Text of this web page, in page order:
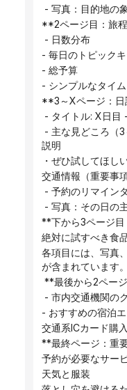
- 写真：目的地の
**2ページ目：旅
- 日数分布
- 毎日のトピック
- 総予算
- シンプルなタイ
**3～Xページ：日
- タイトル: X日目
説明
・ぜひ試してほし
交通情報（重要事項
- 予約のリマイン
- 写真：その日の
**下から3ページ
絶対に試すべき食
各項目には、写真
が含まれています。
**最後から2ペー
- 市内交通機関の
- おすすめの宿泊
交通系ICカード購
**最終ページ：重
予約が必要なサー
天気と服装